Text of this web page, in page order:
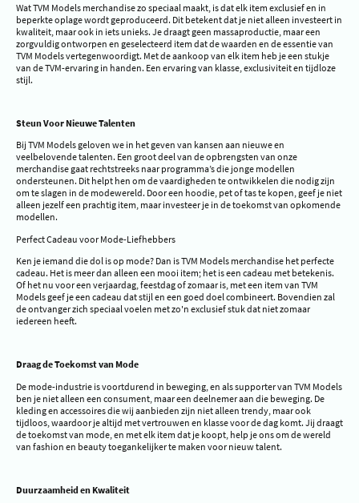
Wat TVM Models merchandise zo speciaal maakt, is dat elk item exclusief en in
beperkte oplage wordt geproduceerd. Dit betekent dat je niet alleen investeert in
kwaliteit, maar ook in iets unieks. Je draagt geen massaproductie, maar een
zorgvuldig ontworpen en geselecteerd item dat de waarden en de essentie van
TVM Models vertegenwoordigt. Met de aankoop van elk item heb je een stukje
van de TVM-ervaring in handen. Een ervaring van klasse, exclusiviteit en tijdloze
stijl.
Steun Voor Nieuwe Talenten
Bij TVM Models geloven we in het geven van kansen aan nieuwe en
veelbelovende talenten. Een groot deel van de opbrengsten van onze
merchandise gaat rechtstreeks naar programma’s die jonge modellen
ondersteunen. Dit helpt hen om de vaardigheden te ontwikkelen die nodig zijn
om te slagen in de modewereld. Door een hoodie, pet of tas te kopen, geef je niet
alleen jezelf een prachtig item, maar investeer je in de toekomst van opkomende
modellen.
Perfect Cadeau voor Mode-Liefhebbers
Ken je iemand die dol is op mode? Dan is TVM Models merchandise het perfecte
cadeau. Het is meer dan alleen een mooi item; het is een cadeau met betekenis.
Of het nu voor een verjaardag, feestdag of zomaar is, met een item van TVM
Models geef je een cadeau dat stijl en een goed doel combineert. Bovendien zal
de ontvanger zich speciaal voelen met zo'n exclusief stuk dat niet zomaar
iedereen heeft.
Draag de Toekomst van Mode
De mode-industrie is voortdurend in beweging, en als supporter van TVM Models
ben je niet alleen een consument, maar een deelnemer aan die beweging. De
kleding en accessoires die wij aanbieden zijn niet alleen trendy, maar ook
tijdloos, waardoor je altijd met vertrouwen en klasse voor de dag komt. Jij draagt
de toekomst van mode, en met elk item dat je koopt, help je ons om de wereld
van fashion en beauty toegankelijker te maken voor nieuw talent.
Duurzaamheid en Kwaliteit